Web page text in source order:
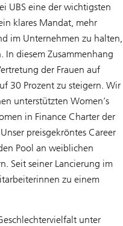
UBS eine der wichtigsten
klares Mandat, mehr
im Unternehmen zu halten,
In diesem Zusammenhang
der Frauen auf
30 Prozent zu steigern. Wir
unterstützten Women’s
in Finance Charter der
preisgekröntes Career
Pool an weiblichen
Seit seiner Lancierung im
zu einem
unter